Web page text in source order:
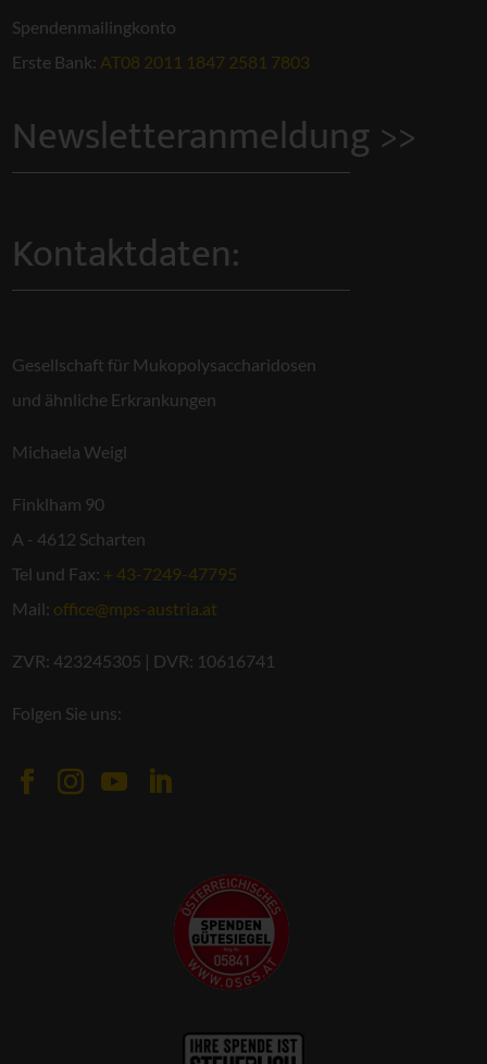
Spendenmailingkonto
Erste Bank: AT08 2011 1847 2581 7803
Newsletteranmeldung >>
Kontaktdaten:
Gesellschaft für Mukopolysaccharidosen
und ähnliche Erkrankungen
Michaela Weigl
Finklham 90
A - 4612 Scharten
Tel und Fax: + 43-7249-47795
Mail: office@mps-austria.at
ZVR: 423245305 | DVR: 10616741
Folgen Sie uns: